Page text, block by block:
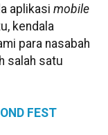
aplikasi mobile
kendala
para nasabah
salah satu
FEST